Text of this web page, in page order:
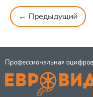
← Предыдущий
Профессиональная